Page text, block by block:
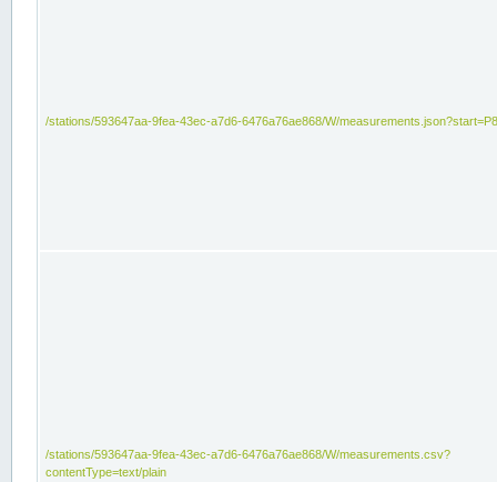
/stations/593647aa-9fea-43ec-a7d6-6476a76ae868/W/
/stations/593647aa-9fea-43ec-a7d6-6476a76ae868/W/measurements.csv?
contentType=text/plain